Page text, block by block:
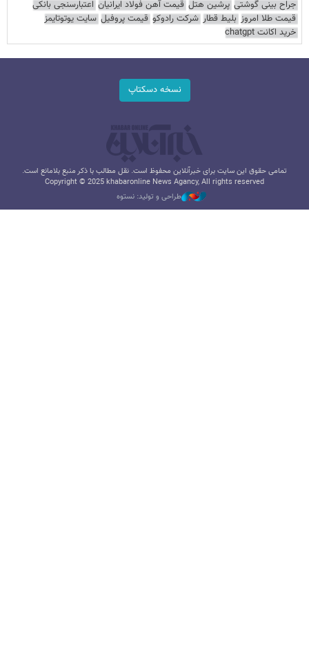
جراح بینی گوشتی پرشین هتل قیمت آهن فولاد ایرانیان اعتبارسنجی بانکی
قیمت طلا امروز بلیط قطار شرکت رادوکو قیمت پروفیل سایت یوتوتایمز
خرید اکانت chatgpt
نسخه دسکتاپ
تمامی حقوق این سایت برای خبرآنلاین محفوظ است. نقل مطالب با ذکر منبع بلامانع است.
Copyright © 2025 khabaronline News Agancy, All rights reserved
طراحی و تولید: نستوه